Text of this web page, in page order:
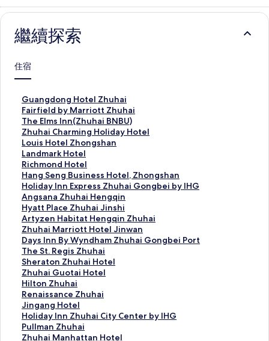
繼續探索
住宿
Guangdong Hotel Zhuhai
G
u
a
n
g
d
o
n
g
H
o
t
e
l
Z
h
u
h
a
i
的
連
結
Fairfield by Marriott Zhuhai
F
a
i
r
f
i
e
l
d
b
y
M
a
r
r
i
o
t
t
Z
h
u
The Elms lnn(Zhuhai BNBU)
T
h
e
E
l
m
s
l
n
n
(
Z
h
u
h
a
i
B
N
B
U
Zhuhai Charming Holiday Hotel
Z
h
u
h
a
i
C
h
a
r
m
i
n
g
H
o
l
i
d
a
Louis Hotel Zhongshan
L
o
u
i
s
H
o
t
e
l
Z
h
o
n
g
s
h
a
n
Landmark Hotel
L
a
n
d
m
a
r
k
H
o
t
e
l
的
連
結
Richmond Hotel
R
i
c
h
m
o
n
d
H
o
t
e
l
的
連
結
Hang Seng Business Hotel, Zhongshan
H
a
n
g
S
e
n
g
B
u
s
i
n
e
s
s
Holiday Inn Express Zhuhai Gongbei by IHG
H
o
l
i
d
a
y
I
n
n
E
x
p
r
e
Angsana Zhuhai Hengqin
A
n
g
s
a
n
a
Z
h
u
h
a
i
H
Hyatt Place Zhuhai Jinshi
H
y
a
t
t
P
l
a
c
e
Z
h
u
Artyzen Habitat Hengqin Zhuhai
A
r
t
y
z
e
n
H
a
b
i
t
Zhuhai Marriott Hotel Jinwan
Z
h
u
h
a
i
M
a
r
r
i
Days Inn By Wyndham Zhuhai Gongbei Port
D
a
y
s
I
n
n
B
y
W
The St. Regis Zhuhai
T
h
e
S
t
.
R
e
g
Sheraton Zhuhai Hotel
S
h
e
r
a
t
o
n
Zhuhai Guotai Hotel
Z
h
u
h
a
i
G
Hilton Zhuhai
H
i
l
t
o
n
Renaissance Zhuhai
R
e
n
a
i
Jingang Hotel
J
i
n
g
Holiday Inn Zhuhai City Center by IHG
H
o
l
Pullman Zhuhai
P
u
Zhuhai Manhattan Hotel
Z